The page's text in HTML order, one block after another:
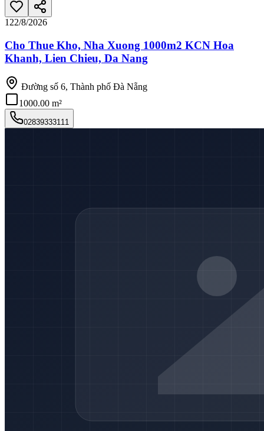
122/8/2026
Cho Thue Kho, Nha Xuong 1000m2 KCN Hoa
Khanh, Lien Chieu, Da Nang
Đường số 6, Thành phố Đà Nẵng
1000.00 m²
02839333111